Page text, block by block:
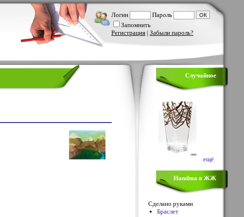
Логин
Пароль
Запомнить
Регистрация | Забыли пароль?
Случайное
ещё
Handma в ЖЖ
Сделано руками
Браслет